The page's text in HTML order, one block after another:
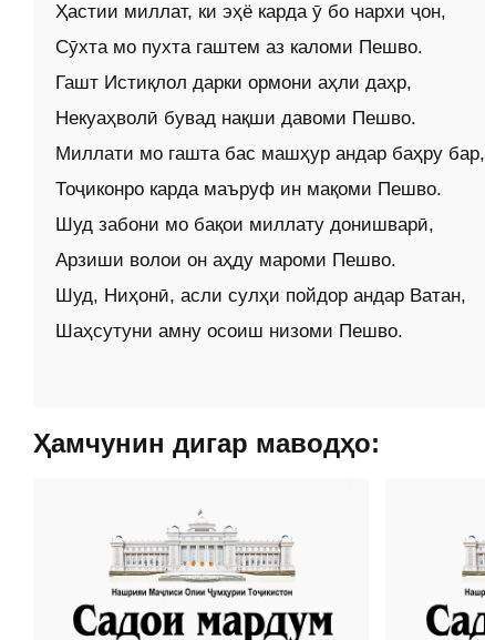
Ҳастии миллат, ки эҳё карда ӯ бо нархи ҷон,
Сӯхта мо пухта гаштем аз каломи Пешво.
Гашт Истиқлол дарки ормони аҳли даҳр,
Некуаҳволӣ бувад нақши давоми Пешво.
Миллати мо гашта бас машҳур андар баҳру бар,
Тоҷиконро карда маъруф ин мақоми Пешво.
Шуд забони мо бақои миллату донишварӣ,
Арзиши волои он аҳду мароми Пешво.
Шуд, Ниҳонӣ, асли сулҳи пойдор андар Ватан,
Шаҳсутуни амну осоиш низоми Пешво.
Ҳамчунин дигар маводҳо: